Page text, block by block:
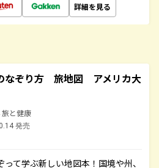
詳細を見る
なぞり方 旅地図 アメリカ大
旅と健康
発売
て学ぶ新しい地図本！国境や州、